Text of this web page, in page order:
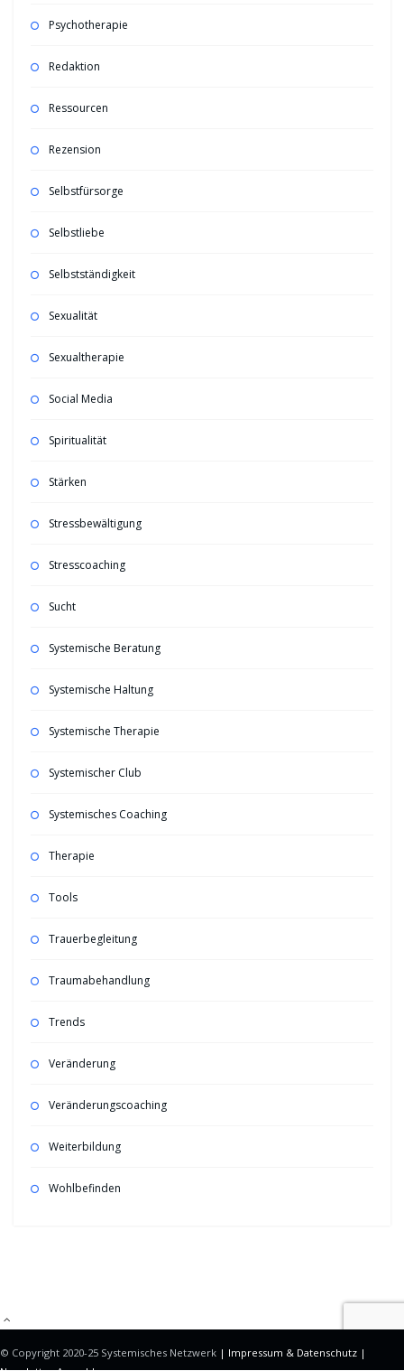
Psychotherapie
Redaktion
Ressourcen
Rezension
Selbstfürsorge
Selbstliebe
Selbstständigkeit
Sexualität
Sexualtherapie
Social Media
Spiritualität
Stärken
Stressbewältigung
Stresscoaching
Sucht
Systemische Beratung
Systemische Haltung
Systemische Therapie
Systemischer Club
Systemisches Coaching
Therapie
Tools
Trauerbegleitung
Traumabehandlung
Trends
Veränderung
Veränderungscoaching
Weiterbildung
Wohlbefinden
© Copyright 2020-25 Systemisches Netzwerk | Impressum & Datenschutz |